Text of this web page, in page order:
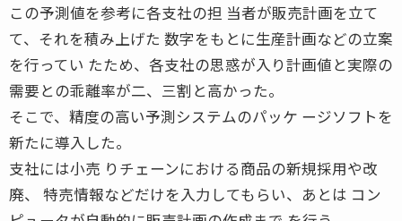
この予測値を参考に各支社の担 当者が販売計画を立て
て、それを積み上げた 数字をもとに生産計画などの立案
を行ってい たため、各支社の思惑が入り計画値と実際の
需要との乖離率が二、三割と高かった。
そこで、精度の高い予測システムのパッケ ージソフトを
新たに導入した。
支社には小売 りチェーンにおける商品の新規採用や改
廃、 特売情報などだけを入力してもらい、あとは コン